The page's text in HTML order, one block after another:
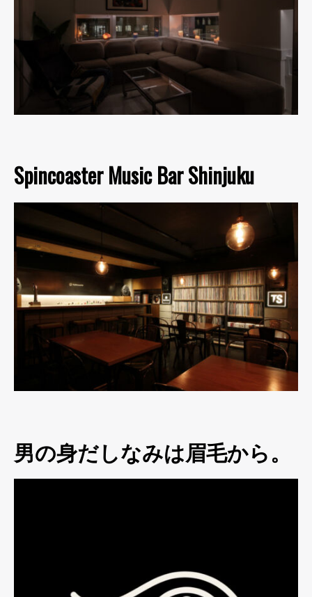
Spincoaster Music Bar Shinjuku
男の身だしなみは眉毛から。